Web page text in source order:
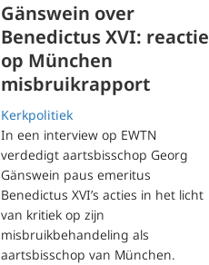
Gänswein over
Benedictus XVI: reactie
op München
misbruikrapport
Kerkpolitiek
In een interview op EWTN
verdedigt aartsbisschop Georg
Gänswein paus emeritus
Benedictus XVI’s acties in het licht
van kritiek op zijn
misbruikbehandeling als
aartsbisschop van München.